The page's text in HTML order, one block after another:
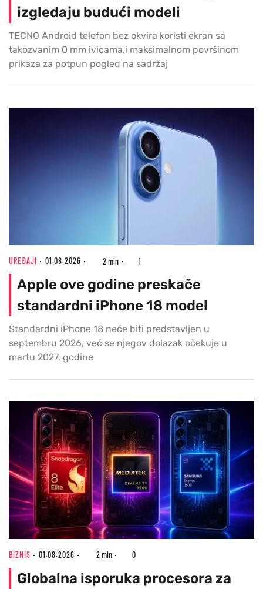
izgledaju budući modeli
TECNO Android telefon bez okvira koristi ekran sa
takozvanim 0 mm ivicama,i maksimalnom površinom
prikaza za potpun pogled na sadržaj
UREĐAJI 01.08.2026 2 min 1
Apple ove godine preskače
standardni iPhone 18 model
Standardni iPhone 18 neće biti predstavljen u
septembru 2026, već se njegov dolazak očekuje u
martu 2027. godine
BIZNIS 01.08.2026 2 min 0
Globalna isporuka procesora za